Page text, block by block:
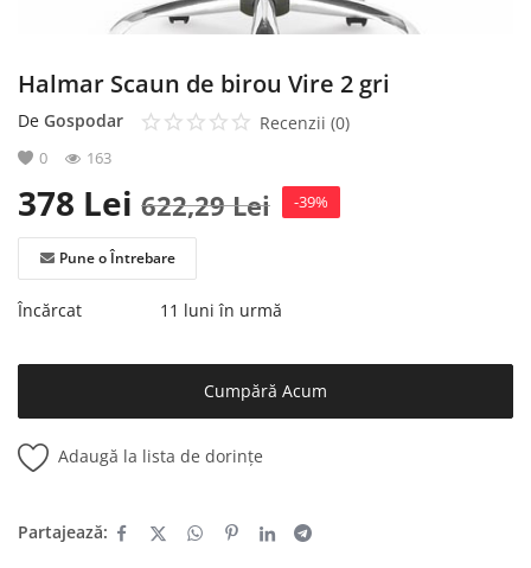
Halmar Scaun de birou Vire 2 gri
De Gospodar Recenzii (0)
0 163
378 Lei 622,29Lei -39%
Pune o Întrebare
Încărcat 11 luni în urmă
Cumpără Acum
Adaugă la lista de dorințe
Partajează: